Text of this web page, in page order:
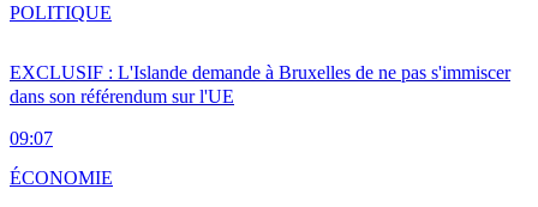
EXCLUSIF : L'Islande demande à Bruxelles de ne pas s'immiscer
dans son référendum sur l'UE
09:07
POLITIQUE
ÉCONOMIE